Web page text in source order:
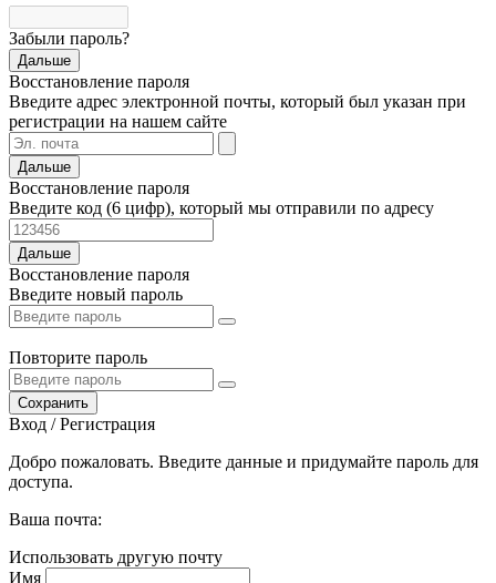
Забыли пароль?
Дальше
Восстановление пароля
Введите адрес электронной почты, который был указан при
регистрации на нашем сайте
Дальше
Восстановление пароля
Введите код (6 цифр), который мы отправили по адресу
Дальше
Восстановление пароля
Введите новый пароль
Повторите пароль
Сохранить
Вход / Регистрация
Добро пожаловать. Введите данные и придумайте пароль для
доступа.
Ваша почта:
Использовать другую почту
Имя